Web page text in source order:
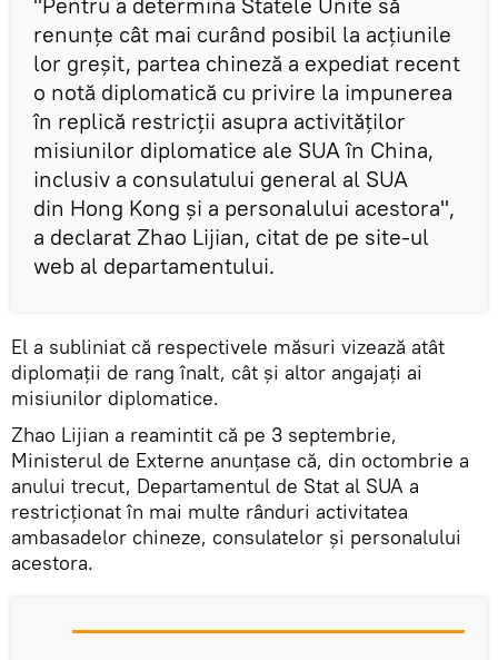
renunțe cât mai curând posibil la acțiunile
lor greșit, partea chineză a expediat recent
o notă diplomatică cu privire la impunerea
în replică restricții asupra activităților
misiunilor diplomatice ale SUA în China,
inclusiv a consulatului general al SUA
din Hong Kong și a personalului acestora",
a declarat Zhao Lijian, citat de pe site-ul
web al departamentului.
El a subliniat că respectivele măsuri vizează atât
diplomații de rang înalt, cât și altor angajați ai
misiunilor diplomatice.
Zhao Lijian a reamintit că pe 3 septembrie,
Ministerul de Externe anunțase că, din octombrie a
anului trecut, Departamentul de Stat al SUA a
restricționat în mai multe rânduri activitatea
ambasadelor chineze, consulatelor și personalului
acestora.